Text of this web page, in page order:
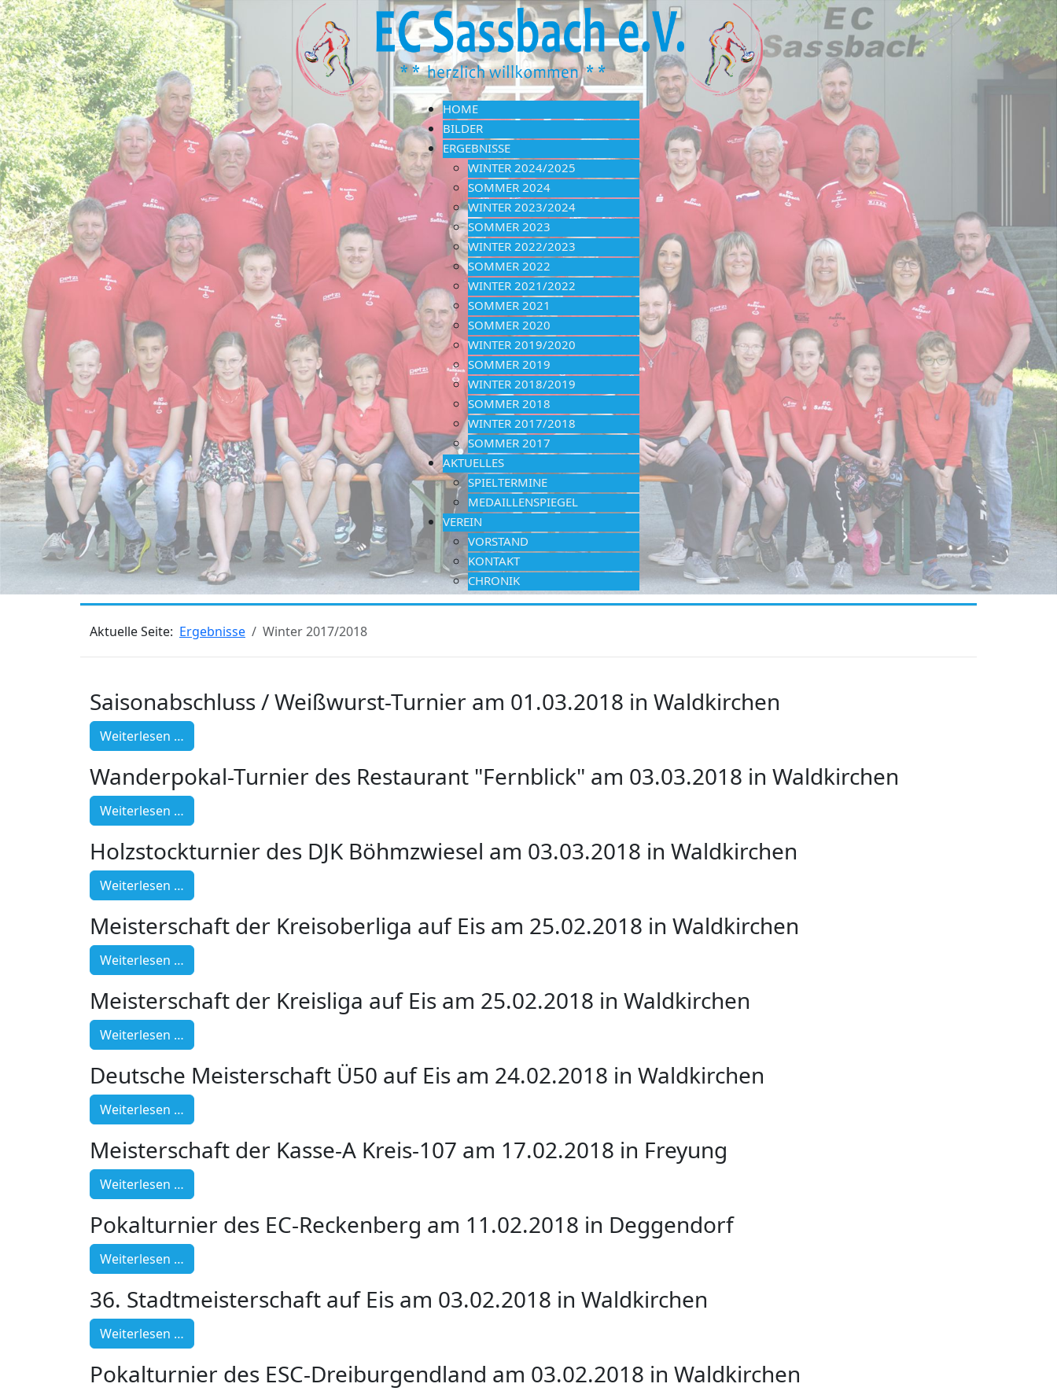
HOME
BILDER
ERGEBNISSE
WINTER 2024/2025
SOMMER 2024
WINTER 2023/2024
SOMMER 2023
WINTER 2022/2023
SOMMER 2022
WINTER 2021/2022
SOMMER 2021
SOMMER 2020
WINTER 2019/2020
SOMMER 2019
WINTER 2018/2019
SOMMER 2018
WINTER 2017/2018
SOMMER 2017
AKTUELLES
SPIELTERMINE
MEDAILLENSPIEGEL
VEREIN
VORSTAND
KONTAKT
CHRONIK
Aktuelle Seite: Ergebnisse Winter 2017/2018
Saisonabschluss / Weißwurst-Turnier am 01.03.2018 in Waldkirchen
Weiterlesen …
Wanderpokal-Turnier des Restaurant "Fernblick" am 03.03.2018 in Waldkirchen
Weiterlesen …
Holzstockturnier des DJK Böhmzwiesel am 03.03.2018 in Waldkirchen
Weiterlesen …
Meisterschaft der Kreisoberliga auf Eis am 25.02.2018 in Waldkirchen
Weiterlesen …
Meisterschaft der Kreisliga auf Eis am 25.02.2018 in Waldkirchen
Weiterlesen …
Deutsche Meisterschaft Ü50 auf Eis am 24.02.2018 in Waldkirchen
Weiterlesen …
Meisterschaft der Kasse-A Kreis-107 am 17.02.2018 in Freyung
Weiterlesen …
Pokalturnier des EC-Reckenberg am 11.02.2018 in Deggendorf
Weiterlesen …
36. Stadtmeisterschaft auf Eis am 03.02.2018 in Waldkirchen
Weiterlesen …
Pokalturnier des ESC-Dreiburgendland am 03.02.2018 in Waldkirchen